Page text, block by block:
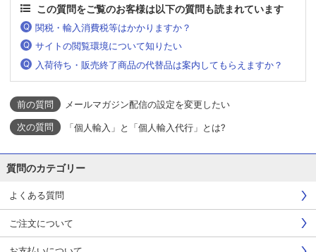
この質問をご覧のお客様は以下の質問も読まれています
関税・輸入消費税等はかかりますか？
サイトの閲覧環境について知りたい
入荷待ち・販売終了商品の代替品は案内してもらえますか？
メールマガジン配信の設定を変更したい
「個人輸入」と「個人輸入代行」とは?
質問のカテゴリー
よくある質問
ご注文について